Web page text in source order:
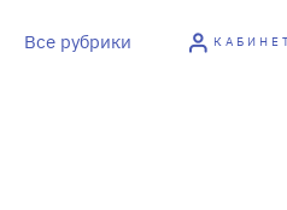
Все рубрики